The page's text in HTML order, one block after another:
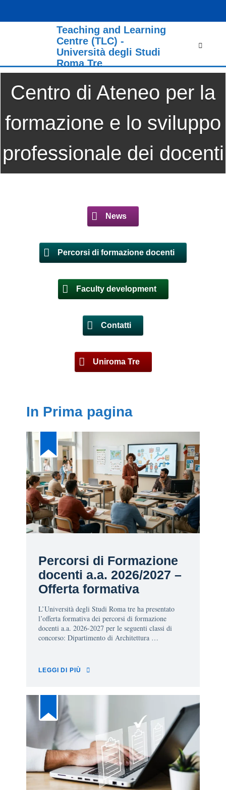
Teaching and Learning
Centre (TLC) -
Università degli Studi
Roma Tre
per:
TLC
Centro di Ateneo per la
formazione e lo sviluppo
professionale dei docenti
didattica
News
Percorsi di formazione docenti
Faculty development
Contatti
Uniroma Tre
In Prima pagina
Percorsi di Formazione
docenti a.a. 2026/2027 –
Offerta formativa
L’Università degli Studi Roma tre ha presentato
l’offerta formativa dei percorsi di formazione
docenti a.a. 2026-2027 per le seguenti classi di
concorso: Dipartimento di Architettura …
LEGGI DI PIÙ